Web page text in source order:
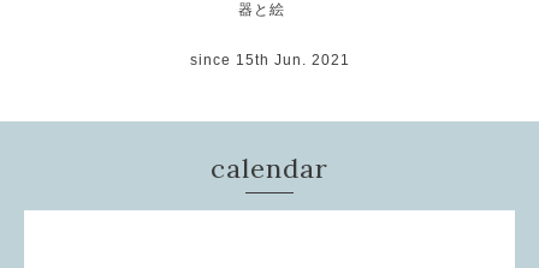
器と絵
since 15th Jun. 2021
calendar